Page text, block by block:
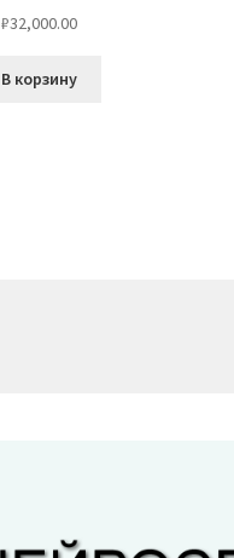
₽32,000.00
В корзину